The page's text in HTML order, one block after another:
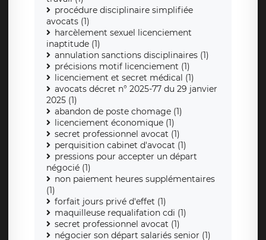
procédure disciplinaire simplifiée
avocats (1)
harcèlement sexuel licenciement
inaptitude (1)
annulation sanctions disciplinaires (1)
précisions motif licenciement (1)
licenciement et secret médical (1)
avocats décret n° 2025-77 du 29 janvier
2025 (1)
abandon de poste chomage (1)
licenciement économique (1)
secret professionnel avocat (1)
perquisition cabinet d'avocat (1)
pressions pour accepter un départ
négocié (1)
non paiement heures supplémentaires
(1)
forfait jours privé d'effet (1)
maquilleuse requalifation cdi (1)
secret professionnel avocat (1)
négocier son départ salariés senior (1)